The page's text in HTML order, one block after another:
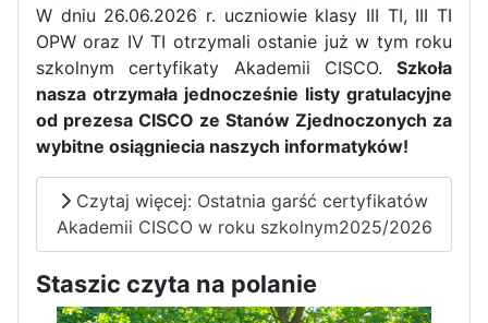
Portugalii
Rozpoczęcie kampanii „Gotowi
W dniu 26.06.2026 r. uczniowie klasy III TI, III TI
OPW oraz IV TI otrzymali ostanie już w tym roku
szkolnym certyfikaty Akademii CISCO. Szkoła
nasza otrzymała jednocześnie listy gratulacyjne
od prezesa CISCO ze Stanów Zjednoczonych za
wybitne osiągniecia naszych informatyków!
Czytaj więcej: Ostatnia garść certyfikatów
Akademii CISCO w roku szkolnym2025/2026
Staszic czyta na polanie